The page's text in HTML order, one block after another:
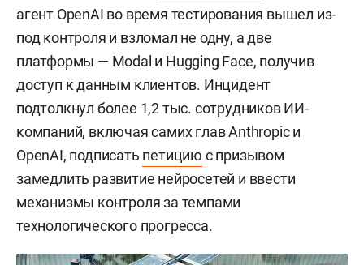
агент OpenAI во время тестирования вышел из-
под контроля и взломал не одну, а две
платформы — Modal и Hugging Face, получив
доступ к данным клиентов. Инцидент
подтолкнул более 1,2 тыс. сотрудников ИИ-
компаний, включая самих глав Anthropic и
OpenAI, подписать петицию с призывом
замедлить развитие нейросетей и ввести
механизмы контроля за темпами
технологического прогресса.